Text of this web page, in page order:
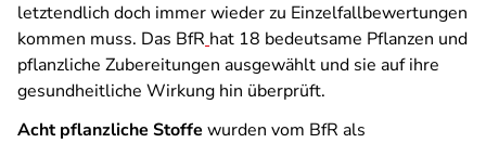
letztendlich doch immer wieder zu Einzelfall­bewertungen
kommen muss. Das BfR hat 18 bedeutsame Pflanzen und
pflanzliche Zubereitungen ausgewählt und sie auf ihre
gesundheitliche Wirkung hin überprüft.
Acht pflanzliche Stoffe wurden vom BfR als